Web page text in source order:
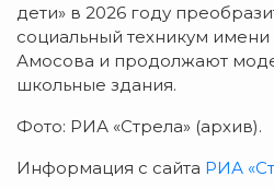
дети» в 2026 году
социальный техникум
Амосова и продолжают
школьные здания.
Фото: РИА «Стрела» (архив).
Информация с сайта РИА